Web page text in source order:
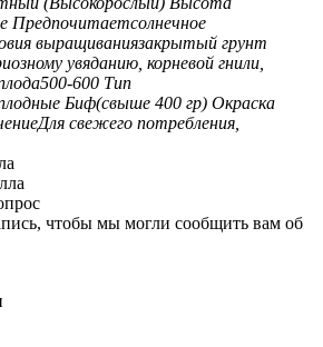
Предпочитаетсолнечное
выращиваниязакрытый грунт
увяданию, корневой гнили,
500-600 Тип
Биф(свыше 400 гр) Окраска
Для свежего потребления,
чтобы мы могли сообщить вам об